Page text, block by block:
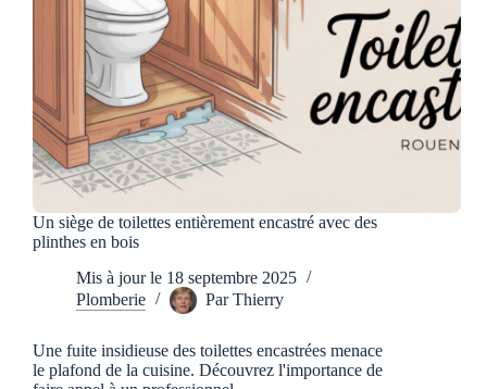
Un siège de toilettes entièrement encastré avec des
plinthes en bois
Mis à jour le 18 septembre 2025
Plomberie
Par Thierry
Une fuite insidieuse des toilettes encastrées menace
le plafond de la cuisine. Découvrez l'importance de